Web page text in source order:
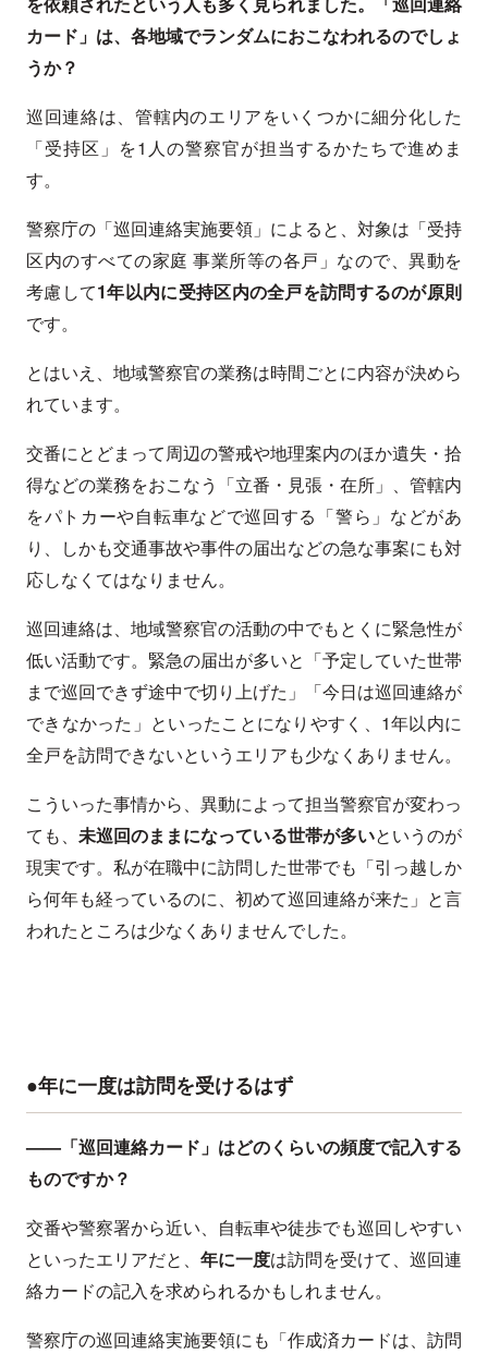
カード」は、各地域でランダムにおこなわれるのでしょ
うか？
巡回連絡は、管轄内のエリアをいくつかに細分化した
「受持区」を1人の警察官が担当するかたちで進めま
す。
警察庁の「巡回連絡実施要領」によると、対象は「受持
区内のすべての家庭 事業所等の各戸」なので、異動を
考慮して1年以内に受持区内の全戸を訪問するのが原則
です。
とはいえ、地域警察官の業務は時間ごとに内容が決めら
れています。
交番にとどまって周辺の警戒や地理案内のほか遺失・拾
得などの業務をおこなう「立番・見張・在所」、管轄内
をパトカーや自転車などで巡回する「警ら」などがあ
り、しかも交通事故や事件の届出などの急な事案にも対
応しなくてはなりません。
巡回連絡は、地域警察官の活動の中でもとくに緊急性が
低い活動です。緊急の届出が多いと「予定していた世帯
まで巡回できず途中で切り上げた」「今日は巡回連絡が
できなかった」といったことになりやすく、1年以内に
全戸を訪問できないというエリアも少なくありません。
こういった事情から、異動によって担当警察官が変わっ
ても、 未巡回のままになっている世帯が多いというのが
現実です。私が在職中に訪問した世帯でも「引っ越しか
ら何年も経っているのに、初めて巡回連絡が来た」と言
われたところは少なくありませんでした。
●年に一度は訪問を受けるはず
——「巡回連絡カード」はどのくらいの頻度で記入する
ものですか？
交番や警察署から近い、自転車や徒歩でも巡回しやすい
といったエリアだと、 年に一度は訪問を受けて、巡回連
絡カードの記入を求められるかもしれません。
警察庁の巡回連絡実施要領にも「作成済カードは、訪問